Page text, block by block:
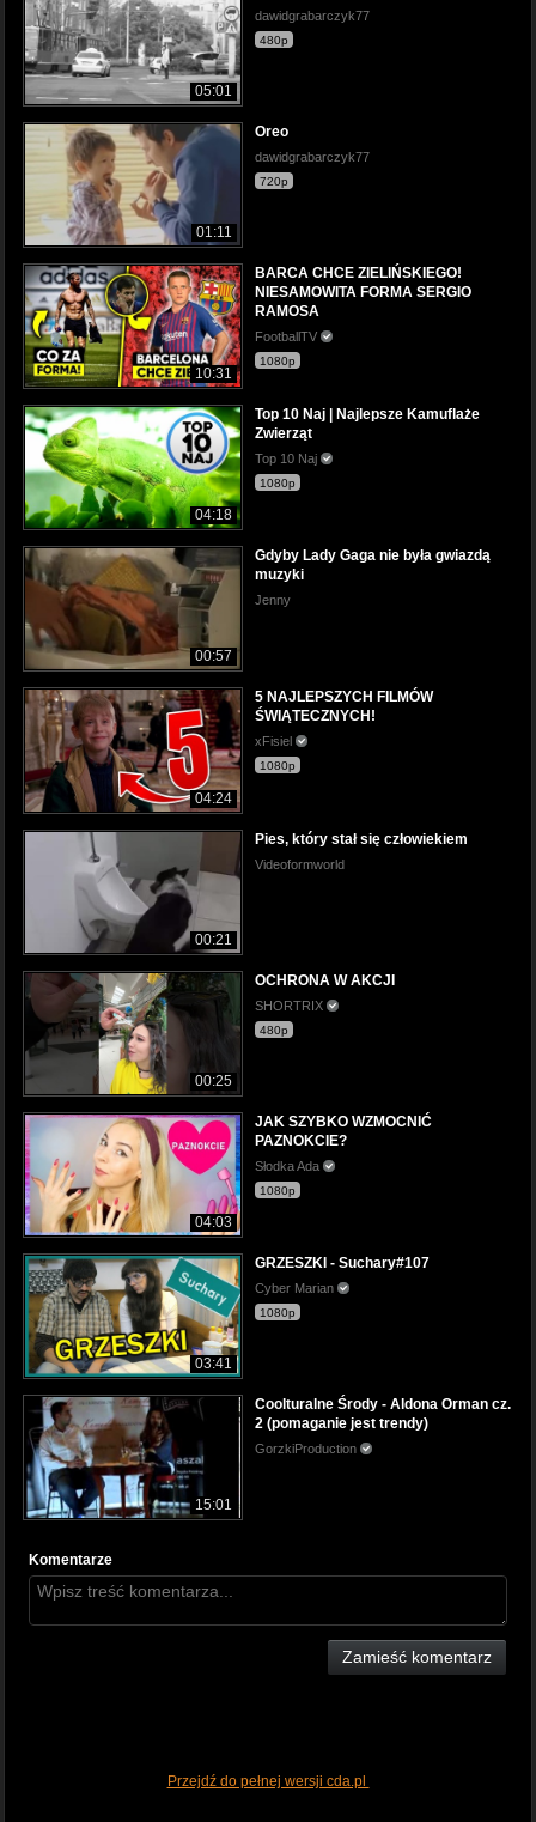
05:01
dawidgrabarczyk77
480p
01:11
Oreo
dawidgrabarczyk77
720p
10:31
BARCA CHCE ZIELIŃSKIEGO!
NIESAMOWITA FORMA SERGIO
RAMOSA
FootballTV
1080p
04:18
Top 10 Naj | Najlepsze Kamuflaże
Zwierząt
Top 10 Naj
1080p
00:57
Gdyby Lady Gaga nie była gwiazdą
muzyki
Jenny
04:24
5 NAJLEPSZYCH FILMÓW
ŚWIĄTECZNYCH!
xFisiel
1080p
00:21
Pies, który stał się człowiekiem
Videoformworld
00:25
OCHRONA W AKCJI
SHORTRIX
480p
04:03
JAK SZYBKO WZMOCNIĆ
PAZNOKCIE?
Słodka Ada
1080p
03:41
GRZESZKI - Suchary#107
Cyber Marian
1080p
15:01
Coolturalne Środy - Aldona Orman cz.
2 (pomaganie jest trendy)
GorzkiProduction
Komentarze
Zamieść komentarz
Przejdź do pełnej wersji cda.pl